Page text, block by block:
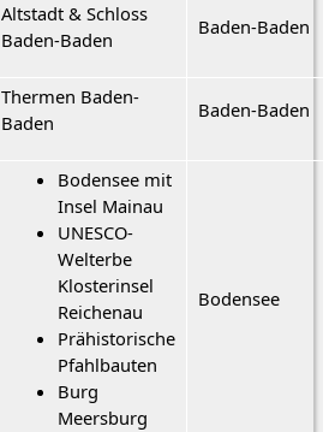
Altstadt & Schloss
Baden-Baden
Baden-Baden
Thermen Baden-
Baden
Baden-Baden
Bodensee mit
Insel Mainau
UNESCO-
Welterbe
Klosterinsel
Reichenau
Prähistorische
Pfahlbauten
Burg
Meersburg
Bodensee